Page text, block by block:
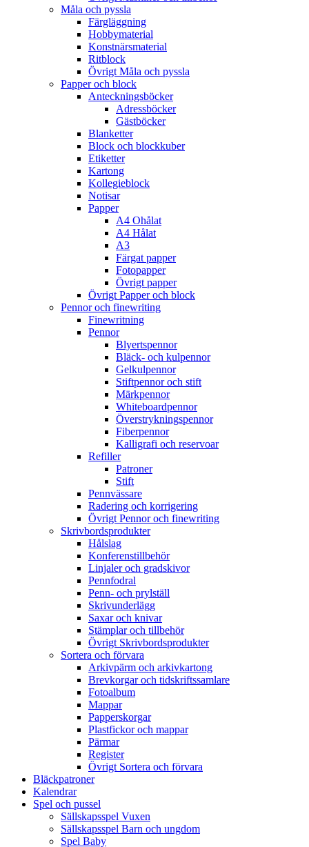
Måla och pyssla
Färgläggning
Hobbymaterial
Konstnärsmaterial
Ritblock
Övrigt Måla och pyssla
Papper och block
Anteckningsböcker
Adressböcker
Gästböcker
Blanketter
Block och blockkuber
Etiketter
Kartong
Kollegieblock
Notisar
Papper
A4 Ohålat
A4 Hålat
A3
Färgat papper
Fotopapper
Övrigt papper
Övrigt Papper och block
Pennor och finewriting
Finewritning
Pennor
Blyertspennor
Bläck- och kulpennor
Gelkulpennor
Stiftpennor och stift
Märkpennor
Whiteboardpennor
Överstrykningspennor
Fiberpennor
Kalligrafi och reservoar
Refiller
Patroner
Stift
Pennvässare
Radering och korrigering
Övrigt Pennor och finewriting
Skrivbordsprodukter
Hålslag
Konferenstillbehör
Linjaler och gradskivor
Pennfodral
Penn- och prylställ
Skrivunderlägg
Saxar och knivar
Stämplar och tillbehör
Övrigt Skrivbordsprodukter
Sortera och förvara
Arkivpärm och arkivkartong
Brevkorgar och tidskriftssamlare
Fotoalbum
Mappar
Papperskorgar
Plastfickor och mappar
Pärmar
Register
Övrigt Sortera och förvara
Bläckpatroner
Kalendrar
Spel och pussel
Sällskapsspel Vuxen
Sällskapsspel Barn och ungdom
Spel Baby